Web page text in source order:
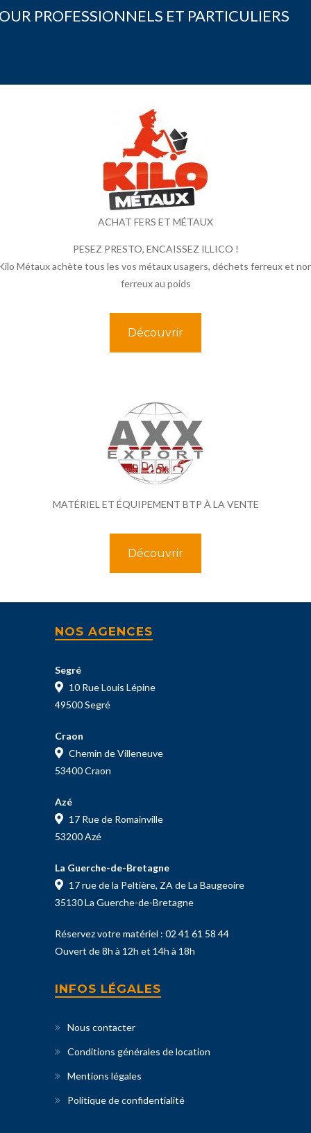
PROFESSIONNELS ET PARTICULIERS
ACHAT FERS ET MÉTAUX
PESEZ PRESTO, ENCAISSEZ ILLICO !
Métaux achète tous les vos métaux usagers, déchets ferreux et
ferreux au poids
Découvrir
MATÉRIEL ET ÉQUIPEMENT BTP À LA VENTE
Découvrir
NOS AGENCES
Segré
10 Rue Louis Lépine
49500 Segré
Craon
Chemin de Villeneuve
53400 Craon
Azé
17 Rue de Romainville
53200 Azé
La Guerche-de-Bretagne
17 rue de la Peltière, ZA de La Baugeoire
35130 La Guerche-de-Bretagne
Réservez votre matériel : 02 41 61 58 44
Ouvert de 8h à 12h et 14h à 18h
INFOS LÉGALES
Nous contacter
Conditions générales de location
Mentions légales
Politique de confidentialité